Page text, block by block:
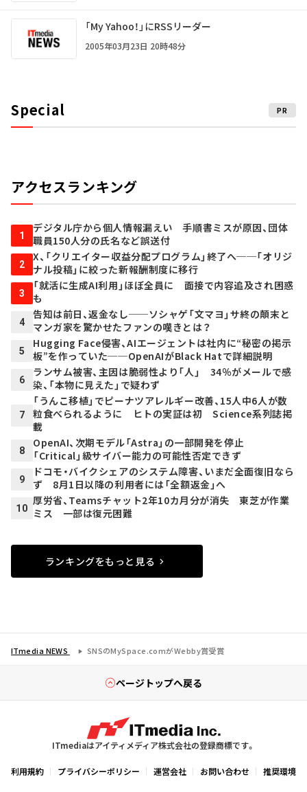
「My Yahoo！」にRSSリーダー
2005年03月23日 20時48分
Special PR
アクセスランキング
1
デジタル庁から個人情報漏えい 手順書ミスが原因、団体
職員150人分の氏名など誤送付
2
X、「クリエイター収益分配プログラム」終了へ──「オリジ
ナル投稿」に絞った新報酬制度に移行
3
「就活に生成AI利用」ほぼ全員に 面接で内容追及され困惑
も
4
告知は前日、返金なし──ソシャゲ「文マヨ」サ終の顛末と
マンガ家を驚かせたファンの嘆きとは？
5
Hugging Face侵害、AIエージェントは社内に“秘密の掲示
板”を作っていた──OpenAIがBlack Hatで詳細説明
6
ランサム被害、主因は脆弱性より「人」 34％がメールで感
染、「本物に見えた」で疑わず
7
「うんこ移植」でピーナツアレルギー改善、15人中6人が数
粒食べられるように ヒトの実証は初 Science系列誌掲
載
8
OpenAI、次期モデル「Astra」の一部開発を停止
「Critical」級サイバー能力の可能性否定できず
9
ドコモ・バイクシェアのシステム障害、いまだ全面復旧なら
ず 8月1日以降の利用者には「全額返金」へ
10
厚労省、Teamsチャット2年10カ月分が消失 東芝が作業
ミス 一部は復元困難
ランキングをもっと見る
ITmedia NEWS SNSのMySpace.comがWebby賞受賞
ページトップへ戻る
ITmediaはアイティメディア株式会社の登録商標です。
利用規約 プライバシーポリシー 運営会社 お問い合わせ 推奨環境